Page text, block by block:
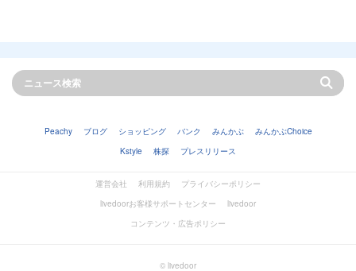
Peachy ブログ ショッピング バンク みんかぶ
みんかぶChoice
Kstyle
株探 プレスリリース
運営会社 利用規約
プライバシーポリシー
livedoorお客様サポートセンター
livedoor
コンテンツ・広告ポリシー
© livedoor